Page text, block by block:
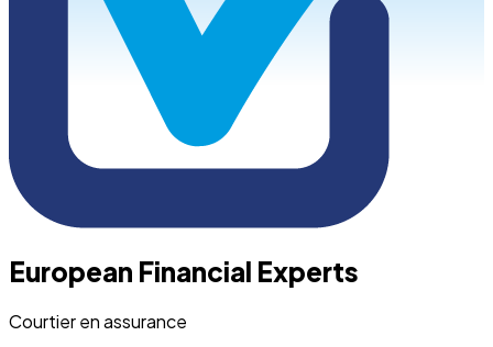
European Financial Experts
Courtier en assurance